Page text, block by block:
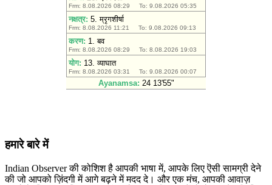
हमारे बारे में
Indian Observer की कोशिश है आपकी भाषा में, आपके लिए ऎसी सामग्री देने
की जो आपको ज़िंदगी में आगे बढ़ने में मदद दे। और एक मंच, आपकी आवाज़